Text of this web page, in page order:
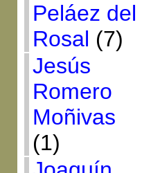
Peláez del
Rosal (7)
Jesús
Romero
Moñivas
(1)